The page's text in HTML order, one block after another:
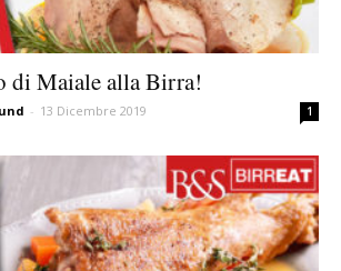
di Maiale alla Birra!
- 13 Dicembre 2019 1